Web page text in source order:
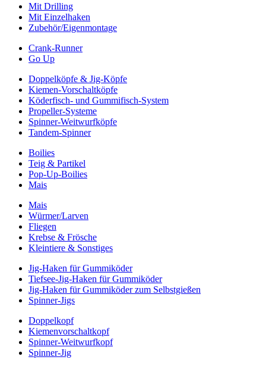
Mit Drilling
Mit Einzelhaken
Zubehör/Eigenmontage
Crank-Runner
Go Up
Doppelköpfe & Jig-Köpfe
Kiemen-Vorschaltköpfe
Köderfisch- und Gummifisch-System
Propeller-Systeme
Spinner-Weitwurfköpfe
Tandem-Spinner
Boilies
Teig & Partikel
Pop-Up-Boilies
Mais
Mais
Würmer/Larven
Fliegen
Krebse & Frösche
Kleintiere & Sonstiges
Jig-Haken für Gummiköder
Tiefsee-Jig-Haken für Gummiköder
Jig-Haken für Gummiköder zum Selbstgießen
Spinner-Jigs
Doppelkopf
Kiemenvorschaltkopf
Spinner-Weitwurfkopf
Spinner-Jig